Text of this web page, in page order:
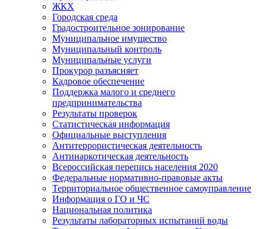
ЖКХ
Городская среда
Градостроительное зонирование
Муниципальное имущество
Муниципальный контроль
Муниципальные услуги
Прокурор разъясняет
Кадровое обеспечение
Поддержка малого и среднего
предпринимательства
Результаты проверок
Статистическая информация
Официальные выступления
Антитеррористическая деятельность
Антинаркотическая деятельность
Всероссийская перепись населения 2020
Федеральные нормативно-правовые акты
Территориальное общественное самоуправление
Информация о ГО и ЧС
Национальная политика
Результаты лабораторных испытаний воды